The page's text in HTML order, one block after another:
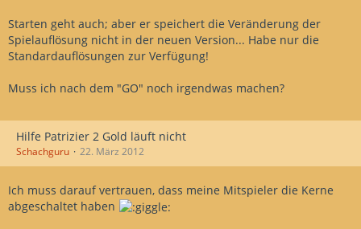
Starten geht auch; aber er speichert die Veränderung der
Spielauflösung nicht in der neuen Version... Habe nur die
Standardauflösungen zur Verfügung!
Muss ich nach dem "GO" noch irgendwas machen?
Hilfe Patrizier 2 Gold läuft nicht
Schachguru 22. März 2012
Ich muss darauf vertrauen, dass meine Mitspieler die Kerne
abgeschaltet haben